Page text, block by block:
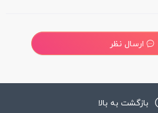
بازگشت به بالا